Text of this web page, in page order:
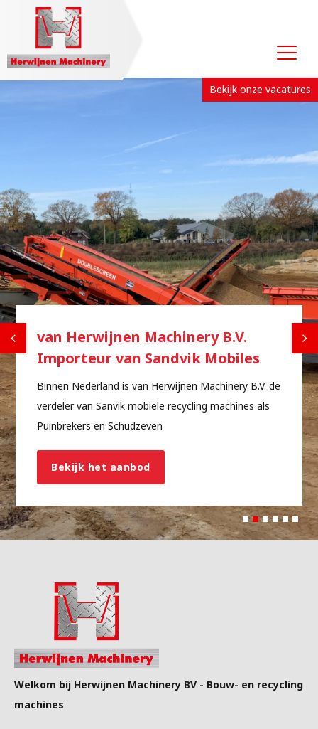
Bekijk onze vacatures
van Herwijnen Machinery B.V.
Importeur van Sandvik Mobiles
Binnen Nederland is van Herwijnen Machinery B.V. de
verdeler van Sanvik mobiele recycling machines als
Puinbrekers en Schudzeven
Bekijk het aanbod
Welkom bij Herwijnen Machinery BV - Bouw- en recycling
machines